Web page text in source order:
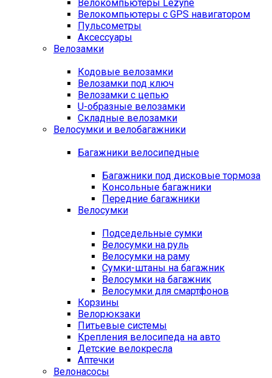
Велокомпьютеры Lezyne
Велокомпьютеры с GPS навигатором
Пульсометры
Аксессуары
Велозамки
Кодовые велозамки
Велозамки под ключ
Велозамки с цепью
U-образные велозамки
Складные велозамки
Велосумки и велобагажники
Багажники велосипедные
Багажники под дисковые тормоза
Консольные багажники
Передние багажники
Велосумки
Подседельные сумки
Велосумки на руль
Велосумки на раму
Сумки-штаны на багажник
Велосумки на багажник
Велосумки для смартфонов
Корзины
Велорюкзаки
Питьевые системы
Крепления велосипеда на авто
Детские велокресла
Аптечки
Велонасосы